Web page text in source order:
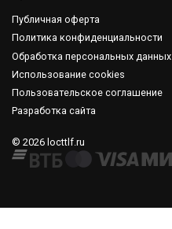
Публичная оферта
Политика конфиденциальности
Обработка персональных данных
Использование cookies
Пользовательское соглашение
Разработка сайта
© 2026 locttlf.ru